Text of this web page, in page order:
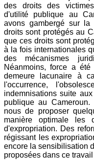
des droits des
d'utilité publique au
avons gambergé sur
droits sont protégés au
que ces droits sont
à la fois internationales
des mécanismes
Néanmoins, force a
demeure lacunaire à
l'occurrence,
indemnisations suite
publique au
nous de proposer
manière optimale les
d'expropriation. Des
régissant les
encore la sensibilisation
proposées dans ce